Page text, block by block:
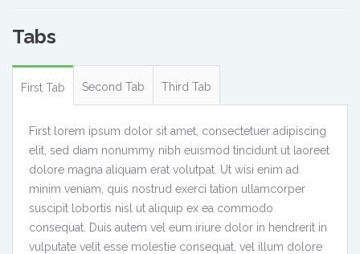
Tabs
First Tab Second Tab Third Tab
First lorem ipsum dolor sit amet, consectetuer adipiscing
elit, sed diam nonummy nibh euismod tincidunt ut laoreet
dolore magna aliquam erat volutpat. Ut wisi enim ad
minim veniam, quis nostrud exerci tation ullamcorper
suscipit lobortis nisl ut aliquip ex ea commodo
consequat. Duis autem vel eum iriure dolor in hendrerit in
vulputate velit esse molestie consequat, vel illum dolore